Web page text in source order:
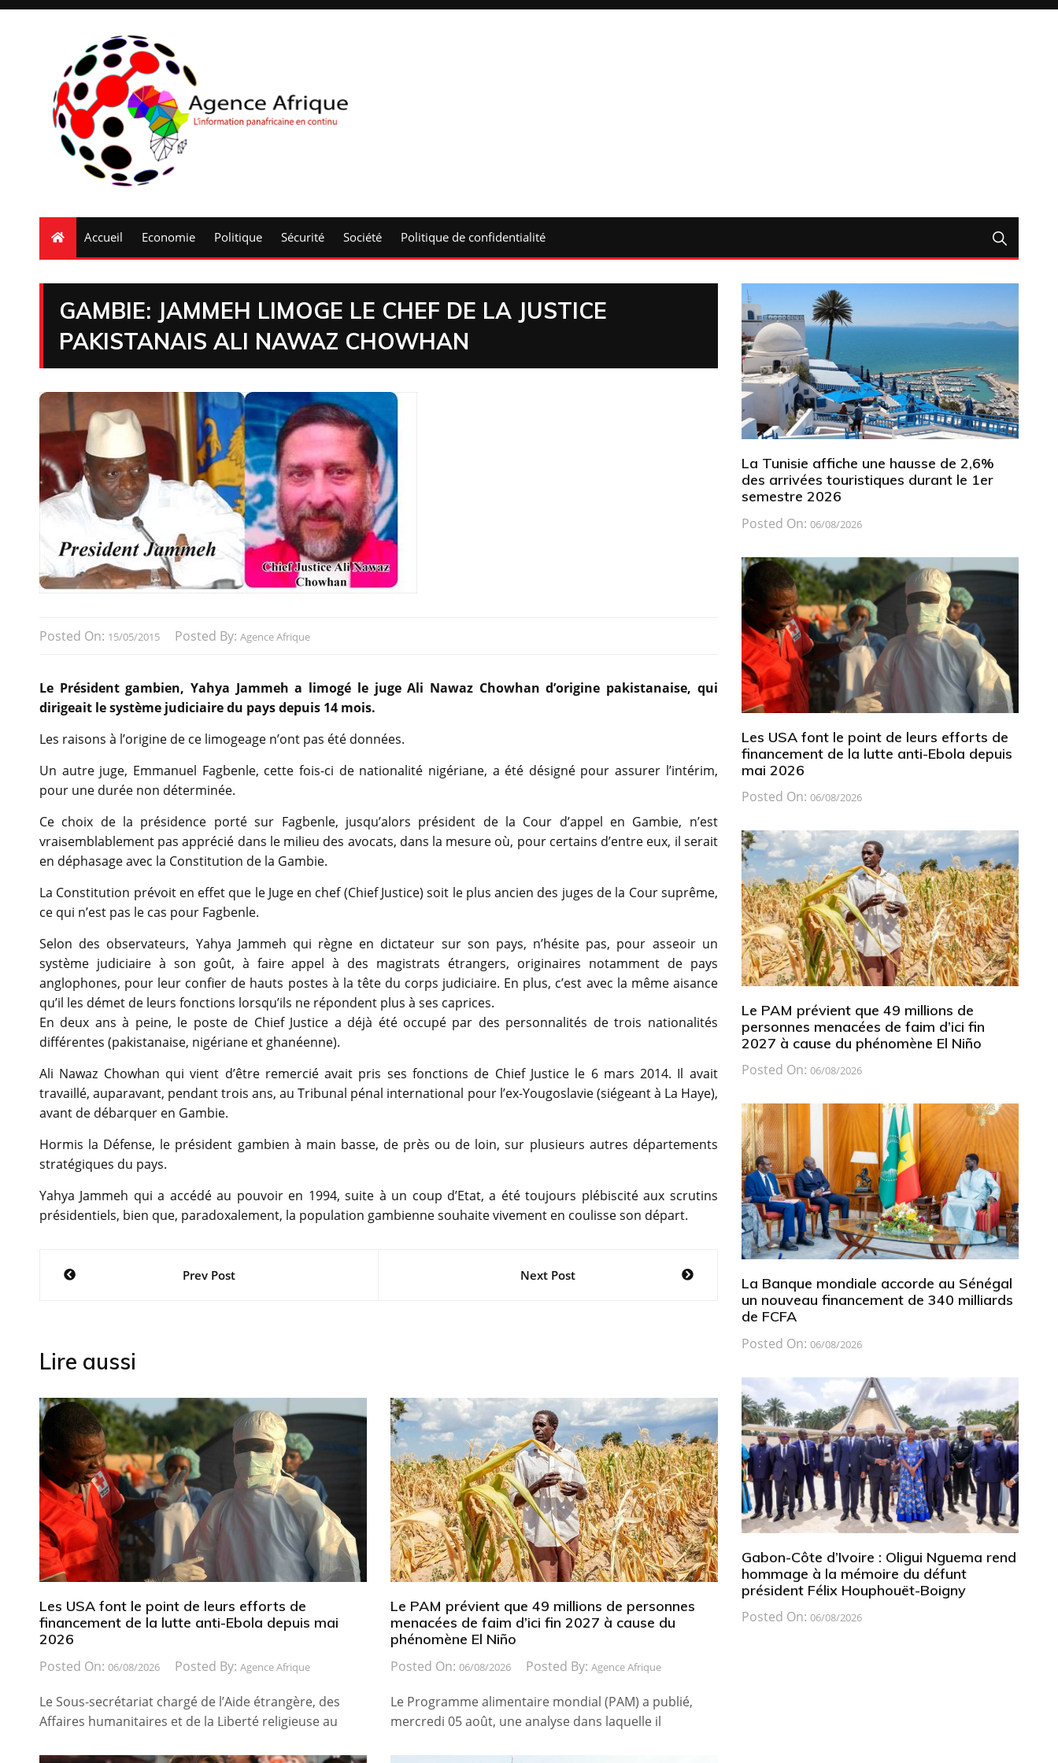
Accueil Economie Politique Sécurité Société Politique de confidentialité
GAMBIE: JAMMEH LIMOGE LE CHEF DE LA JUSTICE
PAKISTANAIS ALI NAWAZ CHOWHAN
Posted On: 15/05/2015 Posted By: Agence Afrique
Le Président gambien, Yahya Jammeh a limogé le juge Ali Nawaz Chowhan d’origine pakistanaise, qui
dirigeait le système judiciaire du pays depuis 14 mois.
Les raisons à l’origine de ce limogeage n’ont pas été données.
Un autre juge, Emmanuel Fagbenle, cette fois-ci de nationalité nigériane, a été désigné pour assurer l’intérim,
pour une durée non déterminée.
Ce choix de la présidence porté sur Fagbenle, jusqu’alors président de la Cour d’appel en Gambie, n’est
vraisemblablement pas apprécié dans le milieu des avocats, dans la mesure où, pour certains d’entre eux, il serait
en déphasage avec la Constitution de la Gambie.
La Constitution prévoit en effet que le Juge en chef (Chief Justice) soit le plus ancien des juges de la Cour suprême,
ce qui n’est pas le cas pour Fagbenle.
Selon des observateurs, Yahya Jammeh qui règne en dictateur sur son pays, n’hésite pas, pour asseoir un
système judiciaire à son goût, à faire appel à des magistrats étrangers, originaires notamment de pays
anglophones, pour leur confier de hauts postes à la tête du corps judiciaire. En plus, c’est avec la même aisance
qu’il les démet de leurs fonctions lorsqu’ils ne répondent plus à ses caprices.
En deux ans à peine, le poste de Chief Justice a déjà été occupé par des personnalités de trois nationalités
différentes (pakistanaise, nigériane et ghanéenne).
Ali Nawaz Chowhan qui vient d’être remercié avait pris ses fonctions de Chief Justice le 6 mars 2014. Il avait
travaillé, auparavant, pendant trois ans, au Tribunal pénal international pour l’ex-Yougoslavie (siégeant à La Haye),
avant de débarquer en Gambie.
Hormis la Défense, le président gambien à main basse, de près ou de loin, sur plusieurs autres départements
stratégiques du pays.
Yahya Jammeh qui a accédé au pouvoir en 1994, suite à un coup d’Etat, a été toujours plébiscité aux scrutins
présidentiels, bien que, paradoxalement, la population gambienne souhaite vivement en coulisse son départ.
NavigationPrev Post Next Post
Lire aussi
Les USA font le point de leurs efforts de
financement de la lutte anti-Ebola depuis mai
2026
Posted On: 06/08/2026 Posted By: Agence Afrique
Le Sous-secrétariat chargé de l’Aide étrangère, des
Affaires humanitaires et de la Liberté religieuse au
Le PAM prévient que 49 millions de personnes
menacées de faim d’ici fin 2027 à cause du
phénomène El Niño
Posted On: 06/08/2026 Posted By: Agence Afrique
Le Programme alimentaire mondial (PAM) a publié,
mercredi 05 août, une analyse dans laquelle il
La Tunisie affiche une hausse de 2,6%
des arrivées touristiques durant le 1er
semestre 2026
Posted On: 06/08/2026
Les USA font le point de leurs efforts de
financement de la lutte anti-Ebola depuis
mai 2026
Posted On: 06/08/2026
Le PAM prévient que 49 millions de
personnes menacées de faim d’ici fin
2027 à cause du phénomène El Niño
Posted On: 06/08/2026
La Banque mondiale accorde au Sénégal
un nouveau financement de 340 milliards
de FCFA
Posted On: 06/08/2026
Gabon-Côte d’Ivoire : Oligui Nguema rend
hommage à la mémoire du défunt
président Félix Houphouët-Boigny
Posted On: 06/08/2026